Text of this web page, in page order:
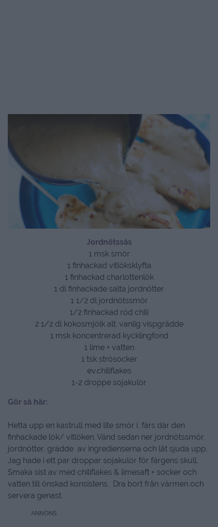
Jordnötssås
1 msk smör
1 finhackad vitlöksklyfta
1 finhackad charlottenlök
1 dl finhackade salta jordnötter
1 1/2 dl jordnötssmör
1/2 finhackad röd chili
2 1/2 dl kokosmjölk alt. vanlig vispgrädde
1 msk koncentrerad kycklingfond
1 lime + vatten
1 tsk strösocker
ev.chiliflakes
1-2 droppe sojakulör
Gör så här:
Hetta upp en kastrull med lite smör i, färs där den
finhackade lök/ vitlöken. Vänd sedan ner jordnötssmör,
jordnötter, grädde av ingredienserna och låt sjuda upp.
Jag hade i ett par droppar sojakulör för färgens skull.
Smaka sist av med chiliflakes & limesaft + socker och
vatten till önskad konsistens. Dra bort från värmen och
servera genast.